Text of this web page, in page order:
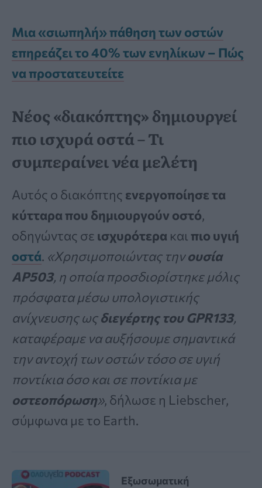
Μια «σιωπηλή» πάθηση των οστών
επηρεάζει το 40% των ενηλίκων – Πώς
να προστατευτείτε
Νέος «διακόπτης» δημιουργεί
πιο ισχυρά οστά – Τι
συμπεραίνει νέα μελέτη
Αυτός ο διακόπτης ενεργοποίησε τα
κύτταρα που δημιουργούν οστό,
οδηγώντας σε ισχυρότερα και πιο υγιή
οστά. «Χρησιμοποιώντας τηνουσία
AP503, η οποία προσδιορίστηκε μόλις
πρόσφατα μέσω υπολογιστικής
ανίχνευσης ωςδιεγέρτης του GPR133,
καταφέραμε να αυξήσουμε σημαντικά
την αντοχή των οστών τόσο σε υγιή
ποντίκια όσο και σε ποντίκια με
οστεοπόρωση», δήλωσε η Liebscher,
σύμφωνα με το Earth.
Εξωσωματική